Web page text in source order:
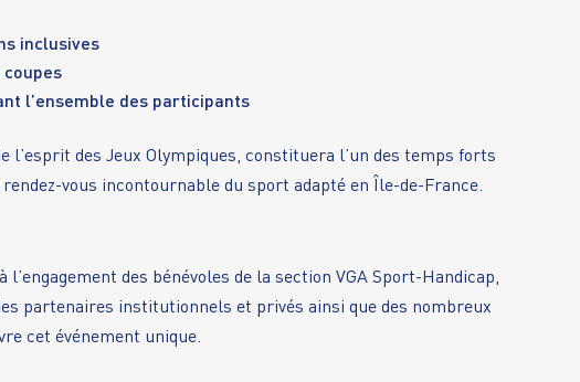
inclusives
coupes
l’ensemble des participants
l’esprit des Jeux Olympiques, constituera l’un des temps forts
vous incontournable du sport adapté en Île-de-France.
des bénévoles de la section VGA Sport-Handicap,
partenaires institutionnels et privés ainsi que des nombreux
cet événement unique.